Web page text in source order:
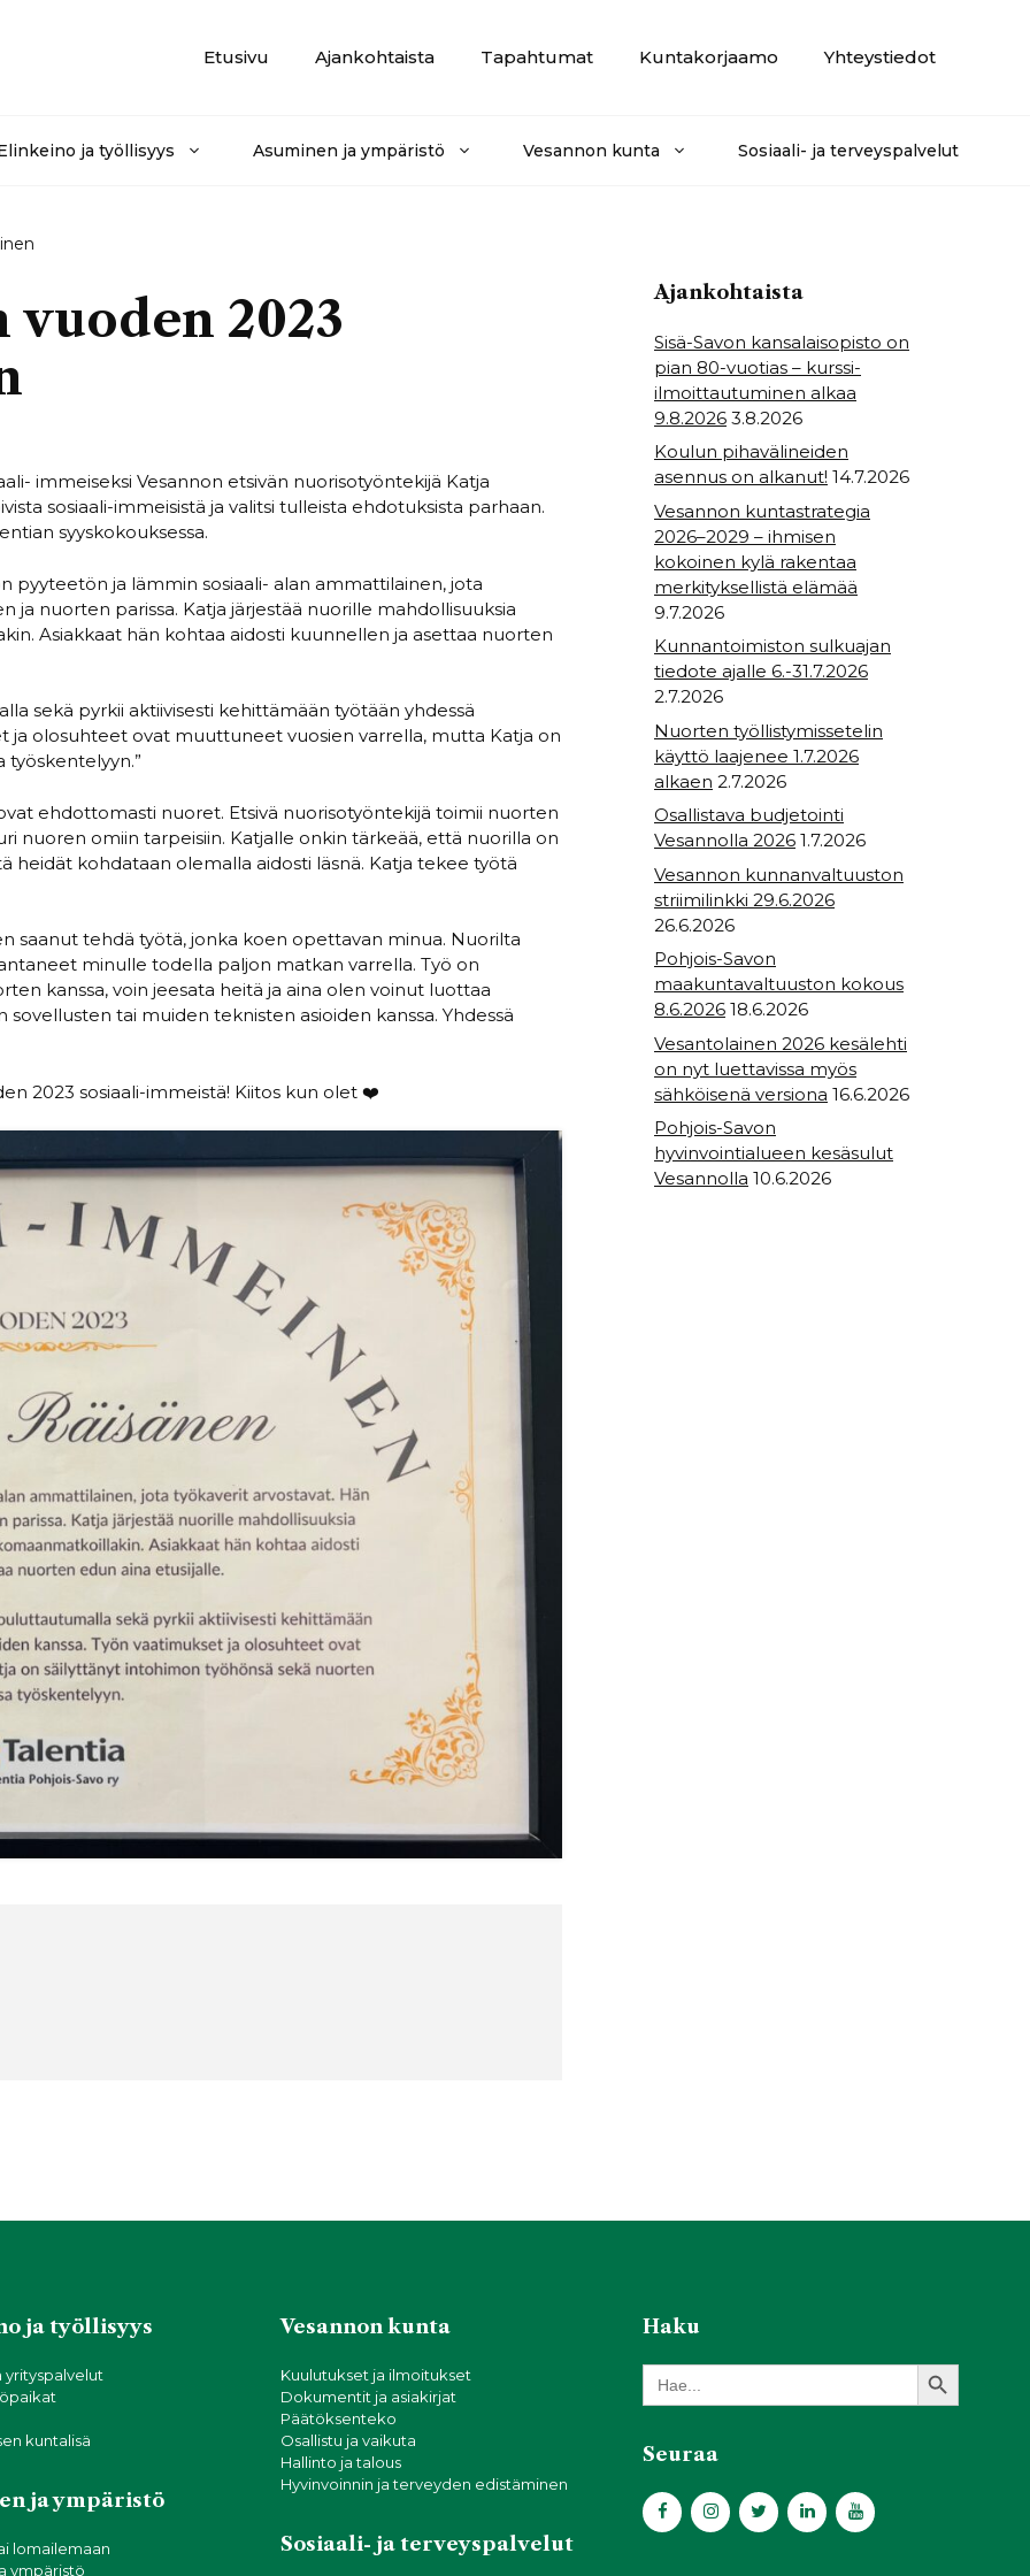
Etusivu
Ajankohtaista Tapahtumat Kuntakorjaamo Yhteystiedot
ja työllisyys Asuminen ja ympäristö Vesannon kunta Sosiaali- ja terveyspalvelut
vuoden 2023
immeiseksi Vesannon etsivän nuorisotyöntekijä Katja
sosiaali-immeisistä ja valitsi tulleista ehdotuksista parhaan.
syyskokouksessa.
pyyteetön ja lämmin sosiaali- alan ammattilainen, jota
ja nuorten parissa. Katja järjestää nuorille mahdollisuuksia
Asiakkaat hän kohtaa aidosti kuunnellen ja asettaa nuorten
sekä pyrkii aktiivisesti kehittämään työtään yhdessä
ja olosuhteet ovat muuttuneet vuosien varrella, mutta Katja on
ehdottomasti nuoret. Etsivä nuorisotyöntekijä toimii nuorten
nuoren omiin tarpeisiin. Katjalle onkin tärkeää, että nuorilla on
heidät kohdataan olemalla aidosti läsnä. Katja tekee työtä
saanut tehdä työtä, jonka koen opettavan minua. Nuorilta
minulle todella paljon matkan varrella. Työ on
kanssa, voin jeesata heitä ja aina olen voinut luottaa
tai muiden teknisten asioiden kanssa. Yhdessä
2023 sosiaali-immeistä! Kiitos kun olet ❤️
Ajankohtaista
Sisä-Savon kansalaisopisto on
pian 80-vuotias – kurssi-
ilmoittautuminen alkaa
9.8.2026 3.8.2026
Koulun pihavälineiden
asennus on alkanut! 14.7.2026
Vesannon kuntastrategia
2026–2029 – ihmisen
kokoinen kylä rakentaa
merkityksellistä elämää
9.7.2026
Kunnantoimiston sulkuajan
tiedote ajalle 6.-31.7.2026
2.7.2026
Nuorten työllistymissetelin
käyttö laajenee 1.7.2026
alkaen 2.7.2026
Osallistava budjetointi
Vesannolla 2026 1.7.2026
Vesannon kunnanvaltuuston
striimilinkki 29.6.2026
26.6.2026
Pohjois-Savon
maakuntavaltuuston kokous
8.6.2026 18.6.2026
Vesantolainen 2026 kesälehti
on nyt luettavissa myös
sähköisenä versiona 16.6.2026
Pohjois-Savon
hyvinvointialueen kesäsulut
Vesannolla 10.6.2026
ja työllisyys
yrityspalvelut
kuntalisä
ja ympäristö
lomailemaan
ympäristö
Vesannon kunta
Kuulutukset ja ilmoitukset
Dokumentit ja asiakirjat
Päätöksenteko
Osallistu ja vaikuta
Hallinto ja talous
Hyvinvoinnin ja terveyden edistäminen
Sosiaali- ja terveyspalvelut
Haku
Search
for:
Search Button
Seuraa